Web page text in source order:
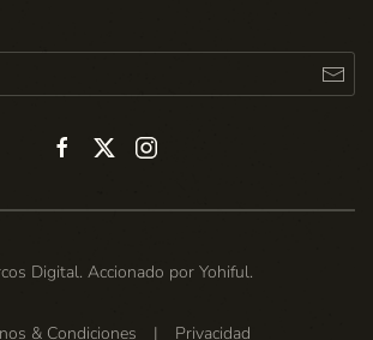
Digital. Accionado por Yohiful.
& Condiciones | Privacidad